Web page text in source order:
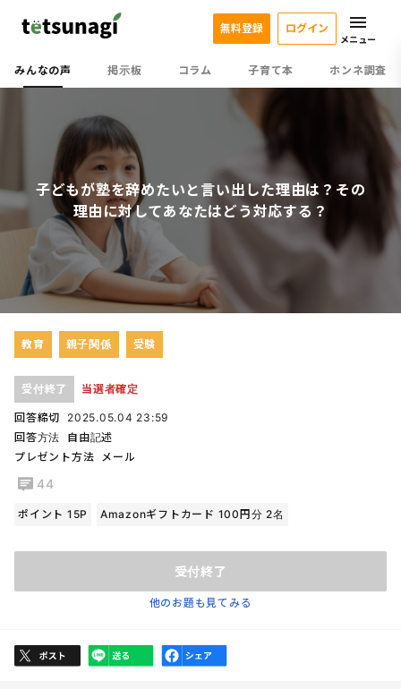
みんなの声 掲示板 コラム 子育て本 ホンネ調査
無料登録 ログイン
メニュー
子どもが塾を辞めたいと言い出した理由は？その
理由に対してあなたはどう対応する？
教育 親子関係 受験
受付終了 当選者確定
回答締切
2025.05.04 23:59
回答方法
自由記述
プレゼント方法
メール
44
ポイント 15P Amazonギフトカード 100円分 2名
受付終了
他のお題も見てみる